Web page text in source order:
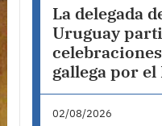
La delegada
Uruguay
gallega por
02/08/2026